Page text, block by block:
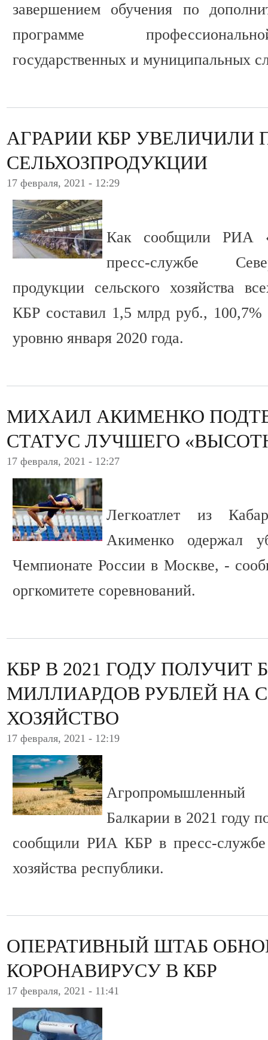
завершением обучения по
программе
государственных и муниципальных
АГРАРИИ КБР УВЕЛИЧИЛИ
СЕЛЬХОЗПРОДУКЦИИ
17 февраля, 2021 - 12:29
Как сообщили РИА
пресс-службе
продукции сельского хозяйства
КБР составил 1,5 млрд руб., 100,7%
уровню января 2020 года.
МИХАИЛ АКИМЕНКО
СТАТУС ЛУЧШЕГО
17 февраля, 2021 - 12:27
Легкоатлет из
Акименко одержал
Чемпионате России в Москве, -
оргкомитете соревнований.
КБР В 2021 ГОДУ ПОЛУЧИТ
МИЛЛИАРДОВ РУБЛЕЙ НА
ХОЗЯЙСТВО
17 февраля, 2021 - 12:19
Балкарии в 2021 году
сообщили РИА КБР в пресс-службе
хозяйства республики.
ОПЕРАТИВНЫЙ ШТАБ
КОРОНАВИРУСУ В КБР
17 февраля, 2021 - 11:41